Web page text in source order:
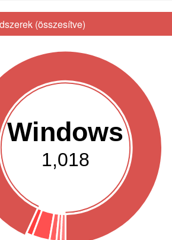
(összesítve)
Windows
1,018